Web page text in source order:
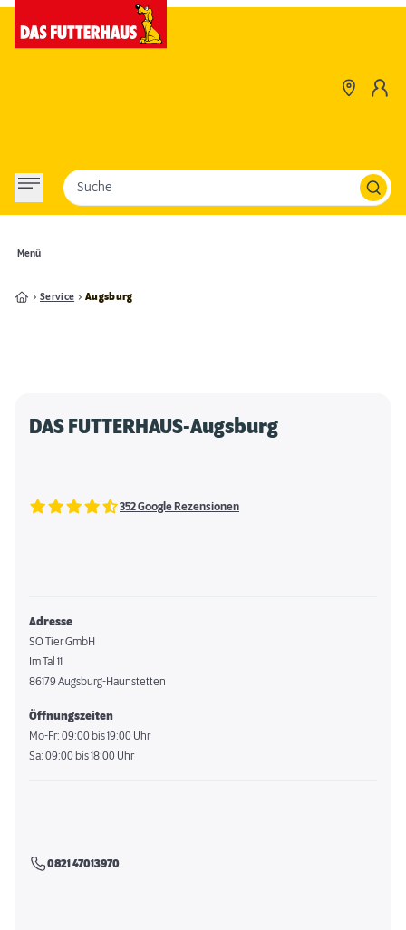
Menü
Suche
Service Augsburg
DAS FUTTERHAUS-Augsburg
352 Google Rezensionen
Adresse
SO Tier GmbH
Im Tal 11
86179 Augsburg-Haunstetten
Öffnungszeiten
Mo-Fr: 09:00 bis 19:00 Uhr
Sa: 09:00 bis 18:00 Uhr
0821 47013970